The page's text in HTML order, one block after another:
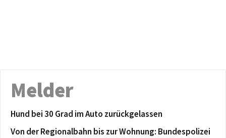
Melder
Hund bei 30 Grad im Auto zurückgelassen
Von der Regionalbahn bis zur Wohnung: Bundespolizei